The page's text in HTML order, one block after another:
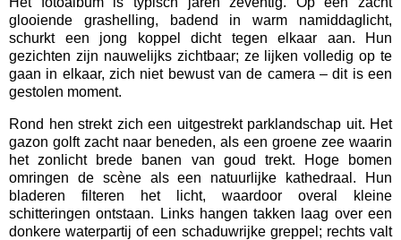
glooiende grashelling, badend in warm namiddaglicht,
schurkt een jong koppel dicht tegen elkaar aan. Hun
gezichten zijn nauwelijks zichtbaar; ze lijken volledig op te
gaan in elkaar, zich niet bewust van de camera – dit is een
gestolen moment.
Rond hen strekt zich een uitgestrekt parklandschap uit. Het
gazon golft zacht naar beneden, als een groene zee waarin
het zonlicht brede banen van goud trekt. Hoge bomen
omringen de scène als een natuurlijke kathedraal. Hun
bladeren filteren het licht, waardoor overal kleine
schitteringen ontstaan. Links hangen takken laag over een
donkere waterpartij of een schaduwrijke greppel; rechts valt